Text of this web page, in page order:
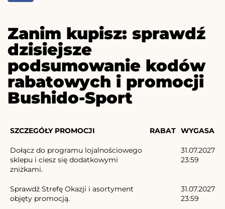
Zanim kupisz: sprawdź
dzisiejsze
podsumowanie kodów
rabatowych i promocji
Bushido-Sport
SZCZEGÓŁY PROMOCJI RABAT WYGASA
Dołącz do programu lojalnościowego
sklepu i ciesz się dodatkowymi
zniżkami.
31.07.2027
23:59
Sprawdź Strefę Okazji i asortyment
objęty promocją.
31.07.2027
23:59